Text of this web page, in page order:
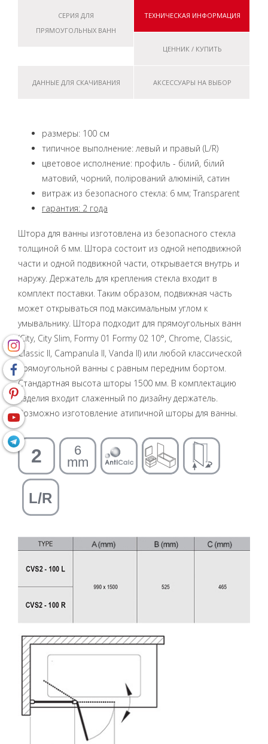
СЕРИЯ ДЛЯ
ПРЯМОУГОЛЬНЫХ ВАНН
ТЕХНИЧЕСКАЯ ИНФОРМАЦИЯ
ЦЕННИК / КУПИТЬ
ДАННЫЕ ДЛЯ СКАЧИВАНИЯ АКСЕССУАРЫ НА ВЫБОР
размеры: 100 см
типичное выполнение: левый и правый (L/R)
цветовое исполнение: профиль - білий, білий
матовий, чорний, полірований алюміній, сатин
витраж из безопасного стекла: 6 мм; Transparent
гарантия: 2 года
Штора для ванны изготовлена ​​из безопасного стекла
толщиной 6 мм. Штора состоит из одной неподвижной
части и одной подвижной части, открывается внутрь и
наружу. Держатель для крепления стекла входит в
комплект поставки. Таким образом, подвижная часть
может открываться под максимальным углом к ​​
умывальнику. Штора подходит для прямоугольных ванн
(City, City Slim, Formy 01 Formy 02 10°, Chrome, Classic,
Classic II, Campanula II, Vanda II) или любой классической
прямоугольной ванны с равным передним бортом.
Стандартная высота шторы 1500 мм. В комплектацию
изделия входит слаженный по дизайну держатель.
Возможно изготовление атипичной шторы для ванны.